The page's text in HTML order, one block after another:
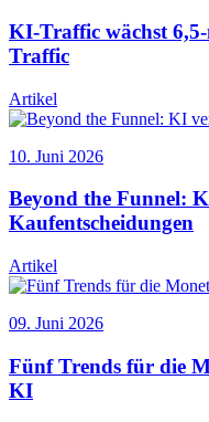
KI-Traffic wächst 6,5-
Traffic
Artikel
10. Juni 2026
Beyond the Funnel:
Kaufentscheidungen
Artikel
09. Juni 2026
Fünf Trends für die
KI